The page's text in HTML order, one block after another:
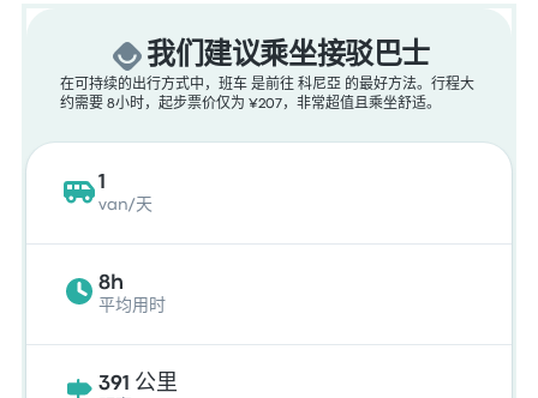
我们建议乘坐接驳巴士
在可持续的出行方式中，班车 是前往 科尼亞 的最好方法。行程大
约需要 8小时，起步票价仅为 ¥207，非常超值且乘坐舒适。
1
van/天
8h
平均用时
391 公里